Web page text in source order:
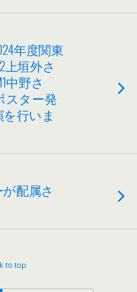
年度関東
上垣外さ
中野さ
スター発
行いま
配属さ
to top